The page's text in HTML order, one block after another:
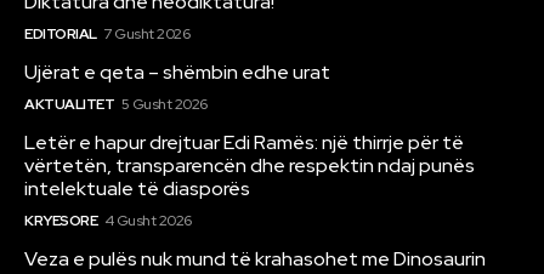
EDITORIAL 7 Gusht 2026
Ujërat e qeta – shëmbin edhe urat
AKTUALITET 5 Gusht 2026
Letër e hapur drejtuar Edi Ramës: një thirrje për të
vërtetën, transparencën dhe respektin ndaj punës
intelektuale të diasporës
KRYESORE 4 Gusht 2026
Veza e pulës nuk mund të krahasohet me Dinosaurin